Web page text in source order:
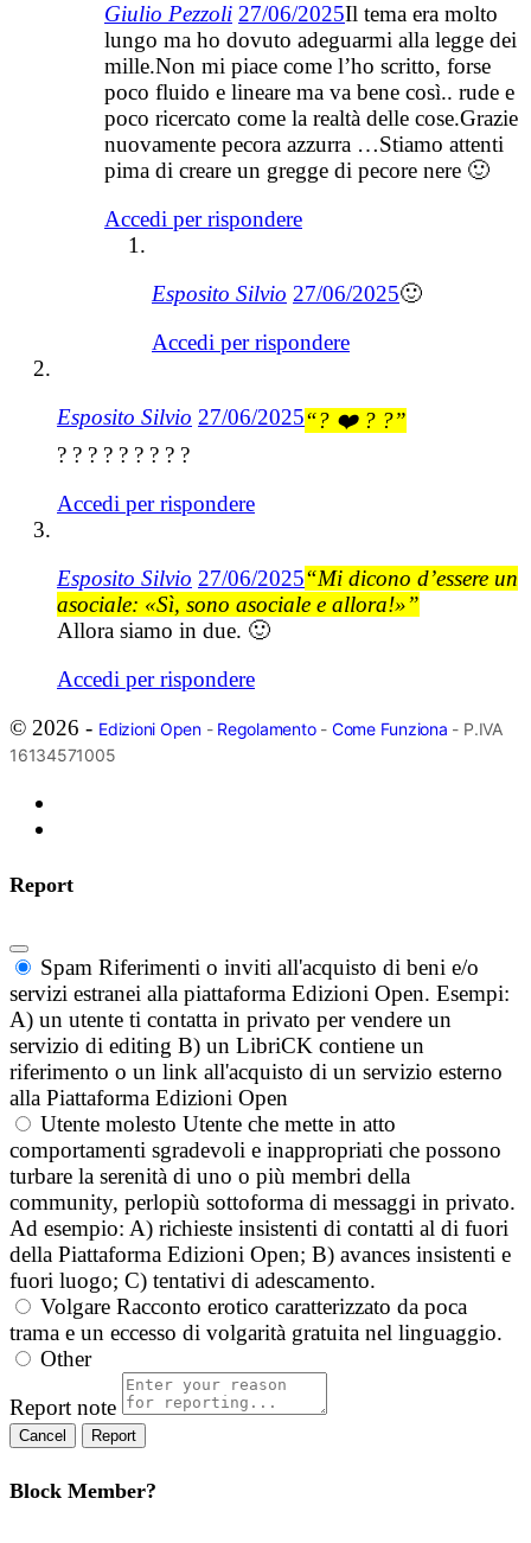
Giulio Pezzoli 27/06/2025Il tema era molto
lungo ma ho dovuto adeguarmi alla legge dei
mille.Non mi piace come l’ho scritto, forse
poco fluido e lineare ma va bene così.. rude e
poco ricercato come la realtà delle cose.Grazie
nuovamente pecora azzurra …Stiamo attenti
pima di creare un gregge di pecore nere 🙂
Accedi per rispondere
Esposito Silvio 27/06/2025🙂
Accedi per rispondere
Esposito Silvio 27/06/2025“? ❤️ ? ?”
? ? ? ? ? ? ? ? ?
Accedi per rispondere
Esposito Silvio 27/06/2025“Mi dicono d’essere un
asociale: «Sì, sono asociale e allora!»”
Allora siamo in due. 🙂
Accedi per rispondere
© 2026 - Edizioni Open- Regolamento- Come Funziona - P.IVA
16134571005
Report
Spam Riferimenti o inviti all'acquisto di beni e/o
servizi estranei alla piattaforma Edizioni Open. Esempi:
A) un utente ti contatta in privato per vendere un
servizio di editing B) un LibriCK contiene un
riferimento o un link all'acquisto di un servizio esterno
alla Piattaforma Edizioni Open
Utente molesto Utente che mette in atto
comportamenti sgradevoli e inappropriati che possono
turbare la serenità di uno o più membri della
community, perlopiù sottoforma di messaggi in privato.
Ad esempio: A) richieste insistenti di contatti al di fuori
della Piattaforma Edizioni Open; B) avances insistenti e
fuori luogo; C) tentativi di adescamento.
Volgare Racconto erotico caratterizzato da poca
trama e un eccesso di volgarità gratuita nel linguaggio.
Other
Report note
Report
Block Member?